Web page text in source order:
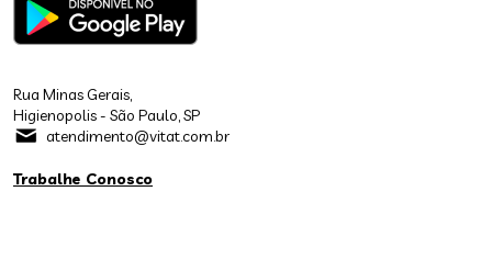
Rua Minas Gerais,
Higienopolis - São Paulo, SP
atendimento@vitat.com.br
Trabalhe Conosco